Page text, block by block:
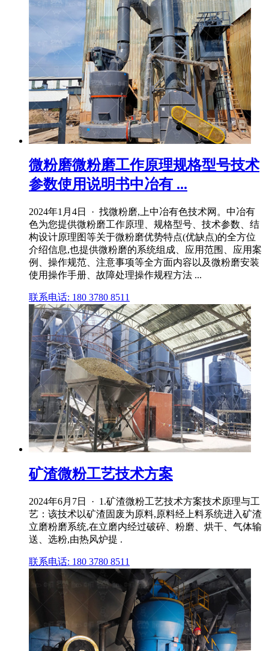
微粉磨微粉磨工作原理规格型号技术
参数使用说明书中冶有 ...
2024年1月4日 · 找微粉磨,上中冶有色技术网。中冶有
色为您提供微粉磨工作原理、规格型号、技术参数、结
构设计原理图等关于微粉磨优势特点(优缺点)的全方位
介绍信息,也提供微粉磨的系统组成、应用范围、应用案
例、操作规范、注意事项等全方面内容以及微粉磨安装
使用操作手册、故障处理操作规程方法 ...
联系电话: 180 3780 8511
矿渣微粉工艺技术方案
2024年6月7日 · 1.矿渣微粉工艺技术方案技术原理与工
艺：该技术以矿渣固废为原料,原料经上料系统进入矿渣
立磨粉磨系统,在立磨内经过破碎、粉磨、烘干、气体输
送、选粉,由热风炉提 .
联系电话: 180 3780 8511